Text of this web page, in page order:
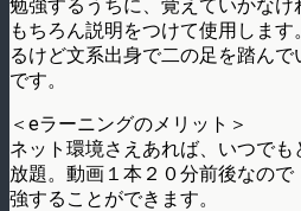
勉強するうちに、覚えていかなけ
もちろん説明をつけて使用しま
るけど文系出身で二の足を踏ん
です。
＜eラーニングのメリット＞
ネット環境さえあれば、いつで
放題。動画１本２０分前後なの
強することができます。